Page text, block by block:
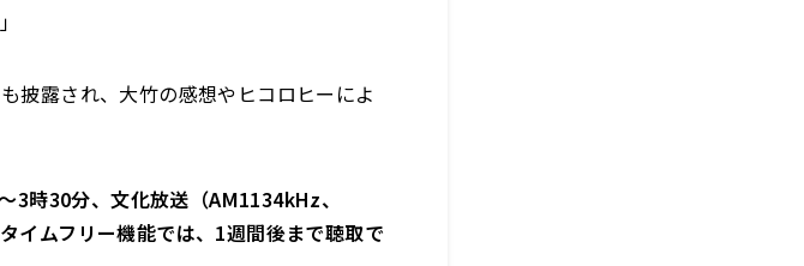
披露され、大竹の感想やヒコロヒーによ
3時30分、文化放送（AM1134kHz、
ムフリー機能では、1週間後まで聴取で